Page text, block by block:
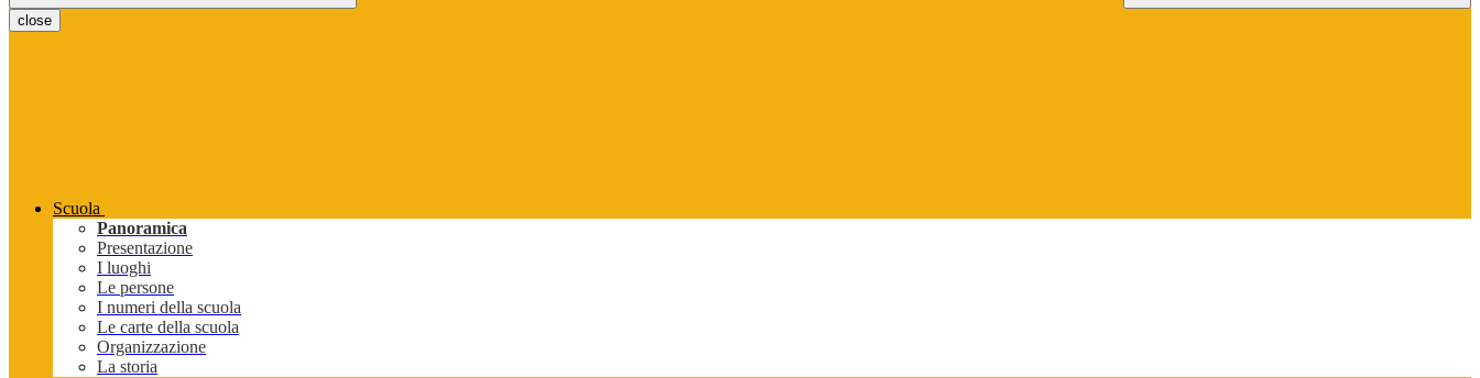
close
Scuola
Panoramica
Presentazione
I luoghi
Le persone
I numeri della scuola
Le carte della scuola
Organizzazione
La storia